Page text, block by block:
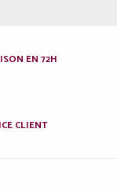
EN 72H
CLIENT